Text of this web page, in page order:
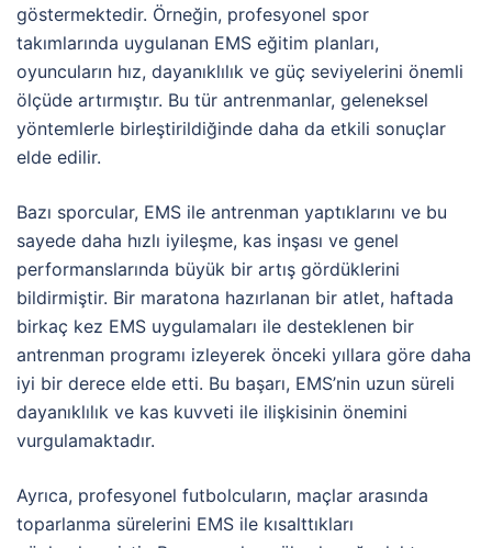
göstermektedir. Örneğin, profesyonel spor
takımlarında uygulanan EMS eğitim planları,
oyuncuların hız, dayanıklılık ve güç seviyelerini önemli
ölçüde artırmıştır. Bu tür antrenmanlar, geleneksel
yöntemlerle birleştirildiğinde daha da etkili sonuçlar
elde edilir.
Bazı sporcular, EMS ile antrenman yaptıklarını ve bu
sayede daha hızlı iyileşme, kas inşası ve genel
performanslarında büyük bir artış gördüklerini
bildirmiştir. Bir maratona hazırlanan bir atlet, haftada
birkaç kez EMS uygulamaları ile desteklenen bir
antrenman programı izleyerek önceki yıllara göre daha
iyi bir derece elde etti. Bu başarı, EMS’nin uzun süreli
dayanıklılık ve kas kuvveti ile ilişkisinin önemini
vurgulamaktadır.
Ayrıca, profesyonel futbolcuların, maçlar arasında
toparlanma sürelerini EMS ile kısalttıkları